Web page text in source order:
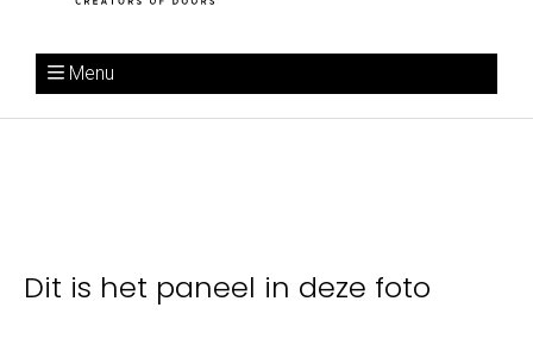
Menu
Dit is het paneel in deze foto